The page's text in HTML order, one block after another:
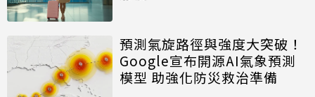
預測氣旋路徑與強度大突破！
Google宣布開源AI氣象預測
模型 助強化防災救治準備